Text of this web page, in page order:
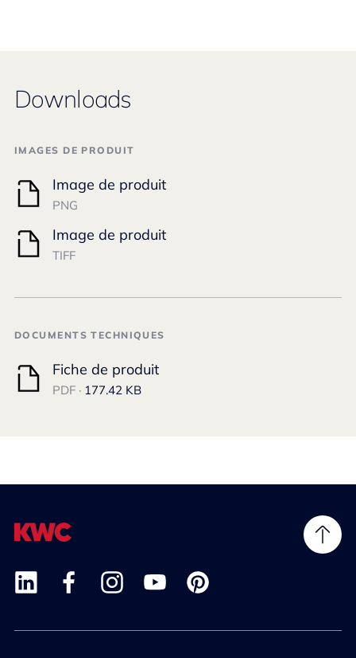
Downloads
IMAGES DE PRODUIT
Image de produit
PNG
Image de produit
TIFF
DOCUMENTS TECHNIQUES
Fiche de produit
PDF · 177.42 KB